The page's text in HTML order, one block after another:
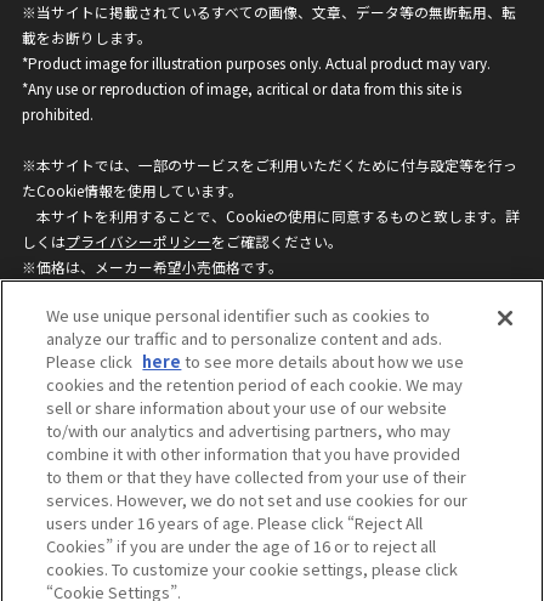
※当サイトに掲載されているすべての画像、文章、データ等の無断転用、転
載をお断りします。
*Product image for illustration purposes only. Actual product may vary.
*Any use or reproduction of image, acritical or data from this site is
prohibited.
※本サイトでは、一部のサービスをご利用いただくために付与設定等を行っ
たCookie情報を使用しています。
本サイトを利用することで、Cookieの使用に同意するものと致します。詳
しくはプライバシーポリシーをご確認ください。
※価格は、メーカー希望小売価格です。
ざいますのでご了承ください。
privacypolicy
Do Not Sell or Share My
Personal Information
ウェブサイトご利用条件
ソーシャルメディアポリシー
個人情報保護方針
お問い合わせ
©BANDAI
We use unique personal identifier such as cookies to
analyze our traffic and to personalize content and ads.
Please click here to see more details about how we use
cookies and the retention period of each cookie. We may
sell or share information about your use of our website
to/with our analytics and advertising partners, who may
combine it with other information that you have provided
to them or that they have collected from your use of their
services. However, we do not set and use cookies for our
users under 16 years of age. Please click “Reject All
Cookies” if you are under the age of 16 or to reject all
cookies. To customize your cookie settings, please click
“Cookie Settings”.